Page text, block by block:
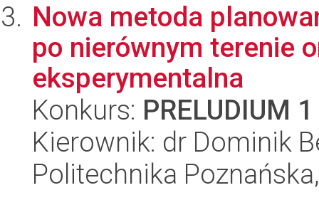
Nowa metoda
po nierównym terenie
eksperymentalna
Konkurs: PRELUDIUM 1
Kierownik: dr Dominik
Politechnika